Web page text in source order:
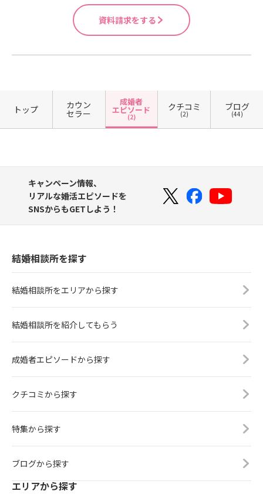
資料請求をする
トップ カウン
セラー
成婚者
エピソード
(2)
クチコミ
(2)
ブログ
(44)
キャンペーン情報、
リアルな婚活エピソードを
SNSからもGETしよう！
結婚相談所を探す
結婚相談所をエリアから探す
結婚相談所を紹介してもらう
成婚者エピソードから探す
クチコミから探す
特集から探す
ブログから探す
エリアから探す